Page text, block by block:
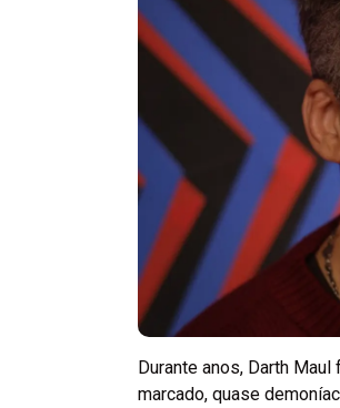
Durante anos, Darth
marcado, quase